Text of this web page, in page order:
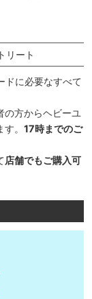
リート
ドに必要なすべて
の方からヘビーユ
。 17時までのご
店舗でもご購入可